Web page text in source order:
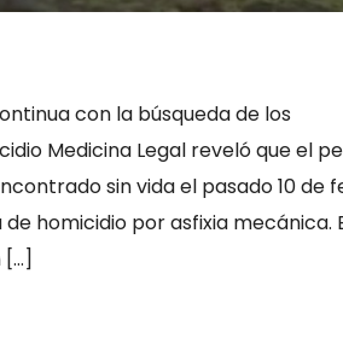
con la búsqueda de los
Medicina Legal reveló que el
sin vida el pasado 10 de
homicidio por asfixia mecánica.
[…]